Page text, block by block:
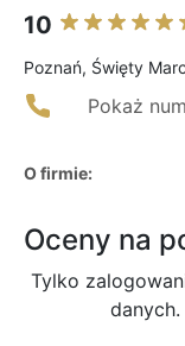
10
Poznań, Święty
Pokaż
O firmie:
Oceny na
Tylko
danych.